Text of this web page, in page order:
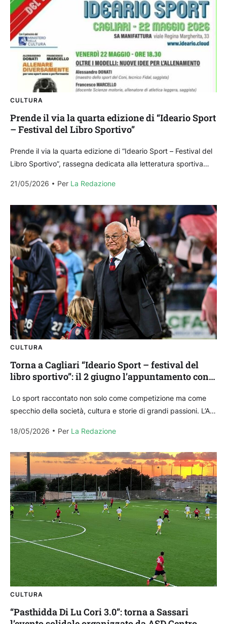
CULTURA
Prende il via la quarta edizione di “Ideario Sport
– Festival del Libro Sportivo”
Prende il via la quarta edizione di “Ideario Sport – Festival del
Libro Sportivo”, rassegna dedicata alla letteratura sportiva
21/05/2026
Per La Redazione
CULTURA
Torna a Cagliari “Ideario Sport – festival del
libro sportivo”: il 2 giugno l’appuntamento con
Lo sport raccontato non solo come competizione ma come
specchio della società, cultura e storie di grandi passioni. L’ASI
18/05/2026
Per La Redazione
CULTURA
“Pasthidda Di Lu Cori 3.0”: torna a Sassari